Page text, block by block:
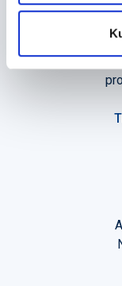
Maxeta AS